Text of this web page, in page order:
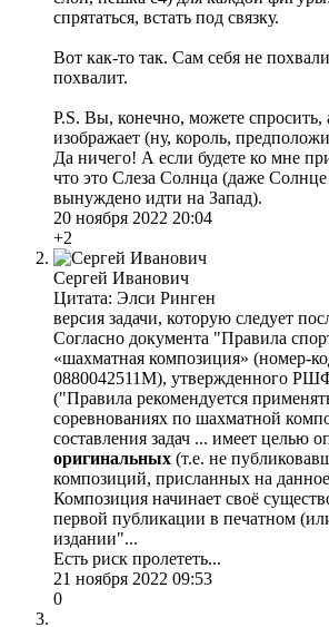
спрятаться, встать под связку.
Вот как-то так. Сам себя не
похвалит.
P.S. Вы, конечно, можете спросить,
изображает (ну, король,
Да ничего! А если будете ко мне
что это Слеза Солнца (даже Солнце
вынуждено идти на Запад).
20 ноября 2022 20:04
+2
Сергей Иванович
Цитата: Элси Ринген
версия задачи, которую следует
Согласно документа "Правила
«шахматная композиция» (номер-
0880042511М), утвержденного
("Правила рекомендуется
соревнованиях по шахматной
составления задач ... имеет целью
оригинальных (т.е. не
композиций, присланных на
Композиция начинает своё
первой публикации в печатном
издании"...
Есть риск пролететь...
21 ноября 2022 09:53
0